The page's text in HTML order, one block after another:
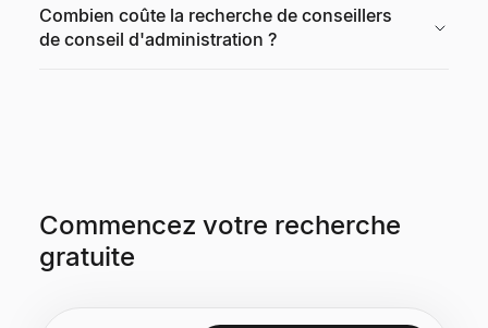
Combien coûte la recherche de conseillers
de conseil d'administration ?
Commencez votre recherche
gratuite